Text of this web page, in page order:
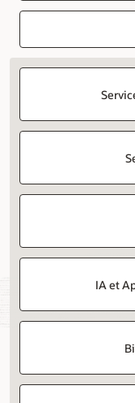
IA et